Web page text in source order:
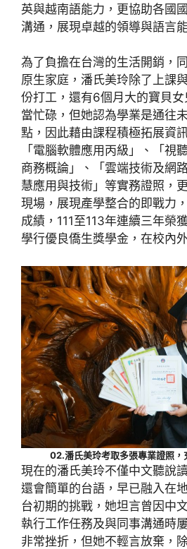
英與越南語能力，更協助各國
溝通，展現卓越的領導與語言
為了負擔在台灣的生活開銷，
原生家庭，潘氏美玲除了上課
份打工，還有6個月大的寶貝
當忙碌，但她認為學業是通往
點，因此藉由課程積極拓展資
「電腦軟體應用丙級」、「視
商務概論」、「雲端技術及網
慧應用與技術」等實務證照，
現場，展現產學整合的即戰力
成績，111至113年連續三年榮
學行優良僑生獎學金，在校內
02.潘氏美玲考取多張專業證照，
現在的潘氏美玲不僅中文聽說
還會簡單的台語，早已融入在
台初期的挑戰，她坦言曾因中
執行工作任務及與同事溝通時
非常挫折，但她不輕言放棄，